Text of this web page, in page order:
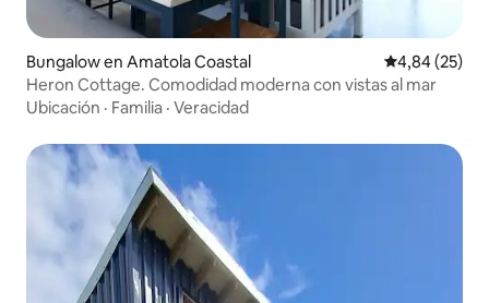
Bungalow en Amatola Coastal Calificación
4,84 (25)
Heron Cottage. Comodidad moderna con vistas al mar
Ubicación · Familia · Veracidad